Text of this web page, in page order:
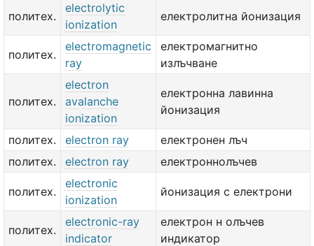
политех.
electrolytic
ionization
електролитна йонизация
политех.
electromagnetic
ray
електромагнитно
излъчване
политех.
electron
avalanche
ionization
електронна лавинна
йонизация
политех. electron ray
електронен лъч
политех.
electron ray електроннолъчев
политех.
electronic
ionization
йонизация с електрони
политех.
electronic-ray
indicator
електрон н олъчев
индикатор